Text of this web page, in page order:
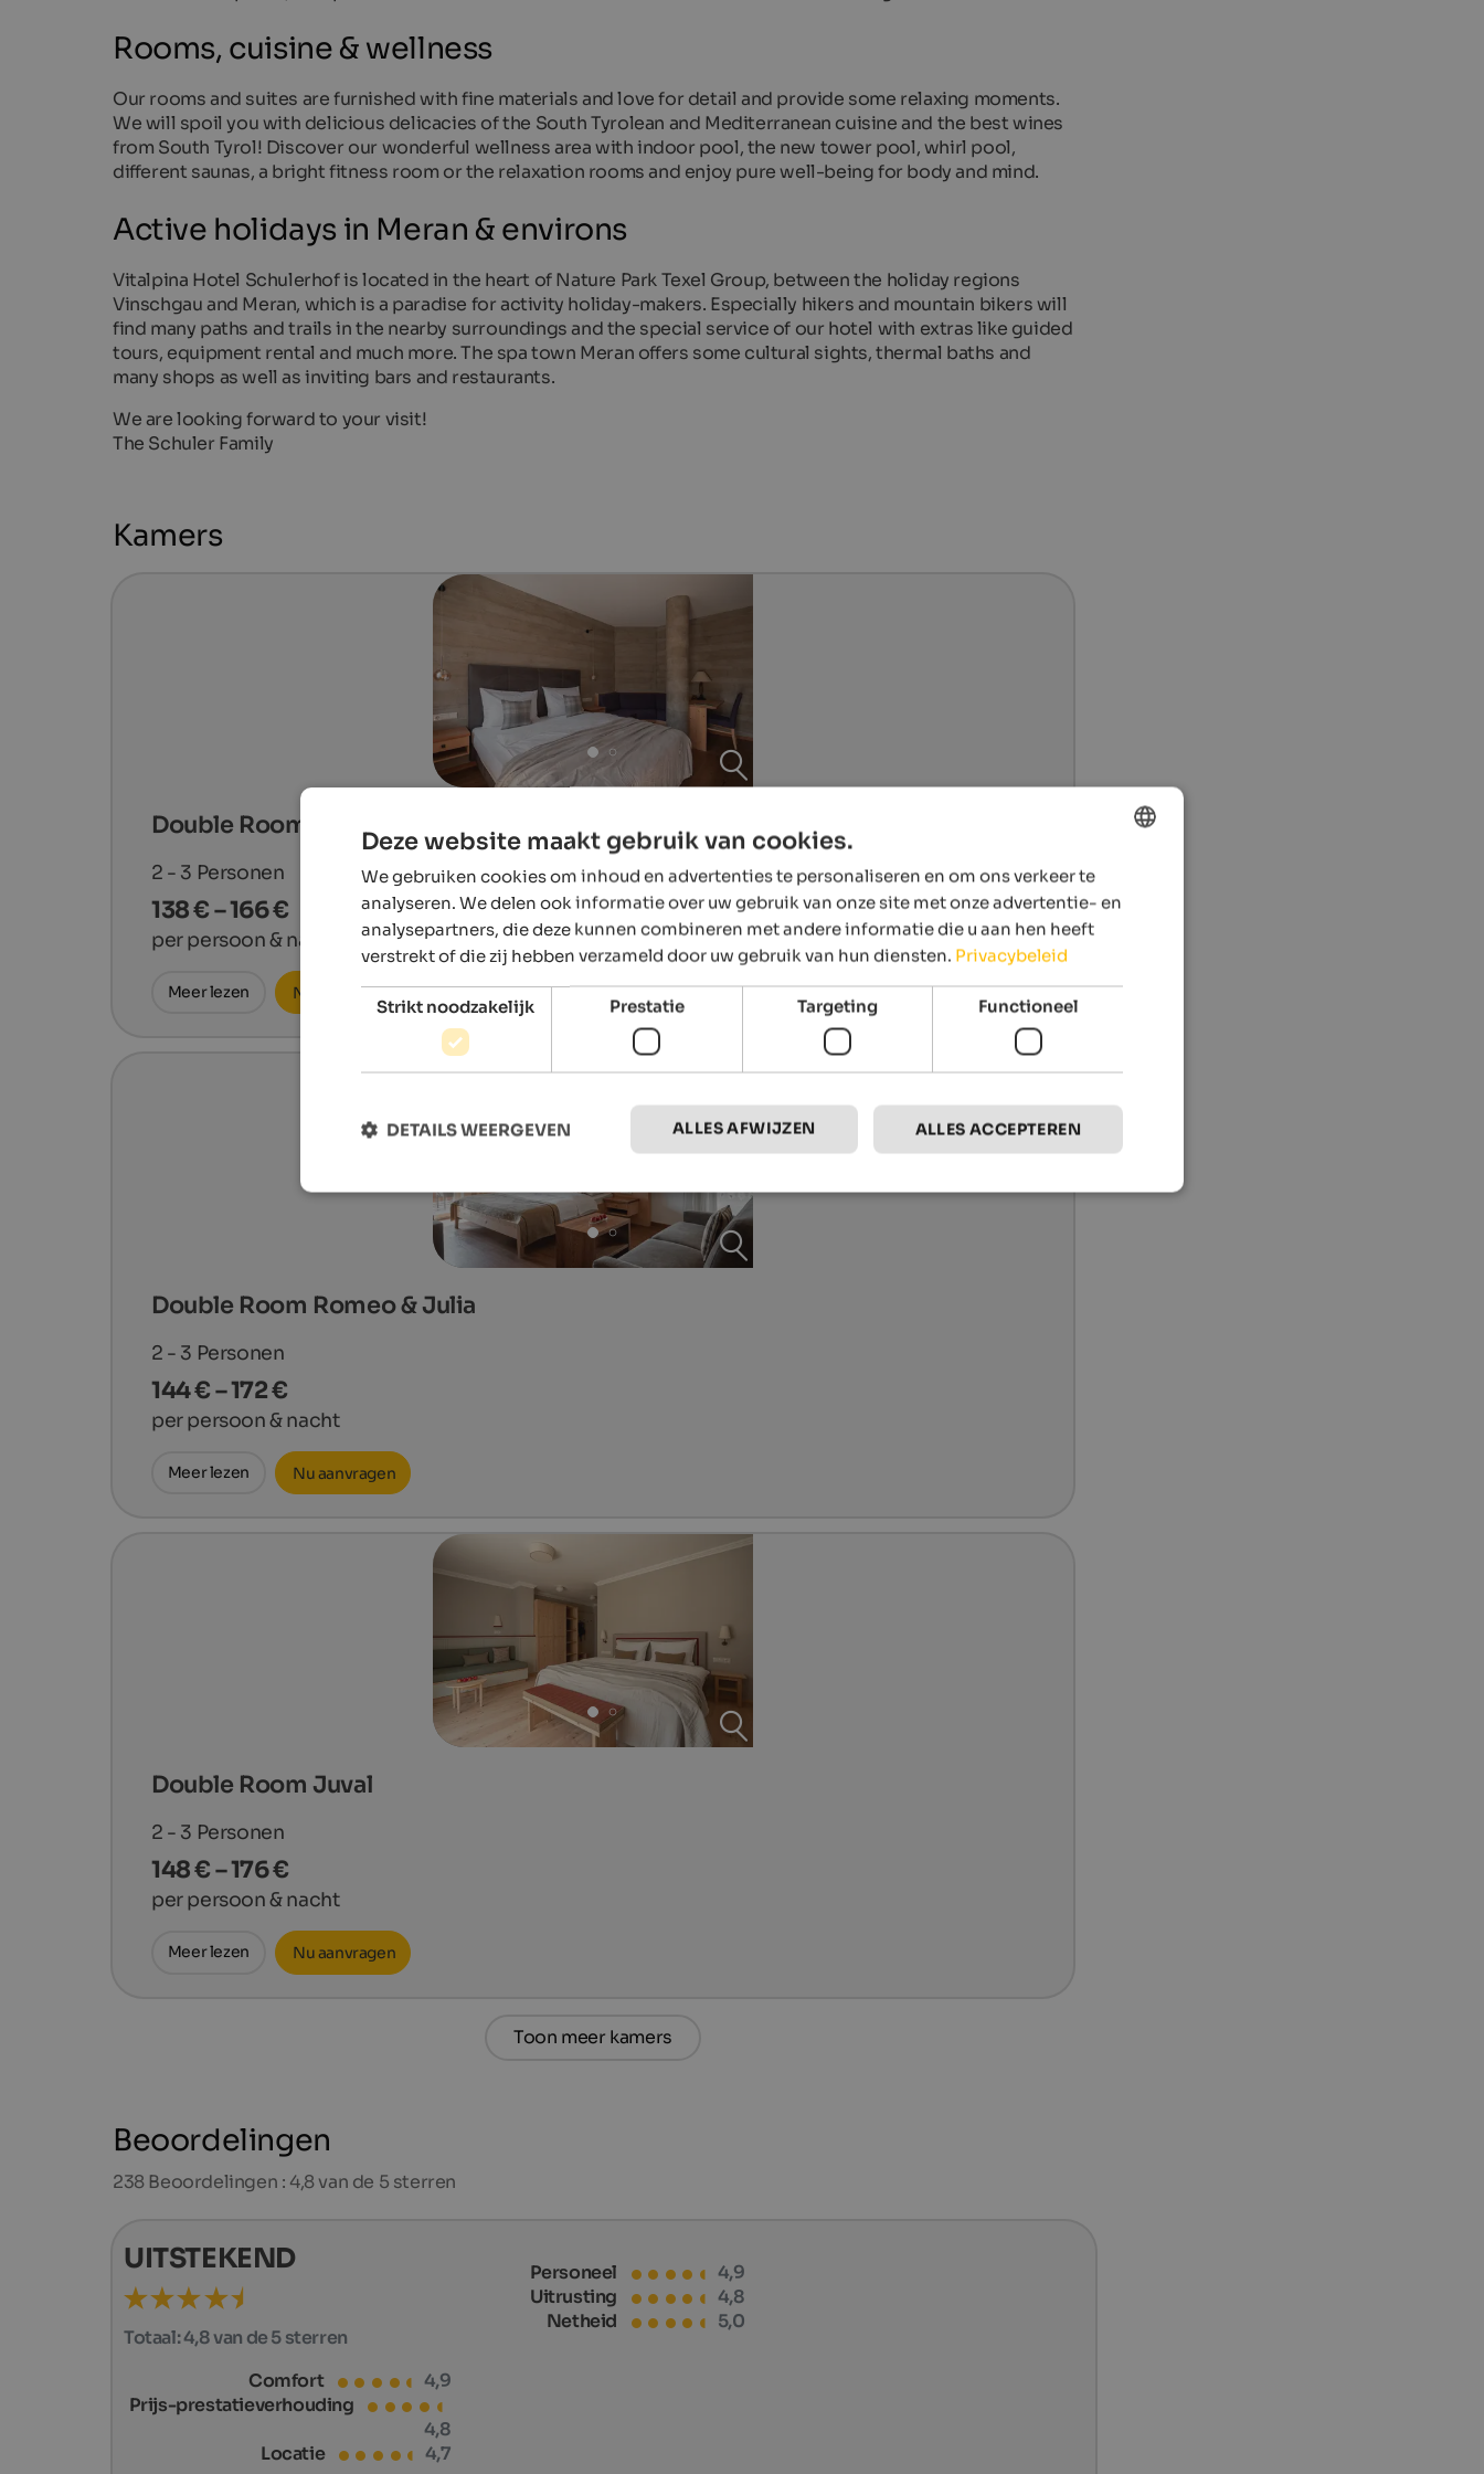
Rooms, cuisine & wellness
Our rooms and suites are furnished with fine materials and love for detail and provide some relaxing moments.
We will spoil you with delicious delicacies of the South Tyrolean and Mediterranean cuisine and the best wines
from South Tyrol! Discover our wonderful wellness area with indoor pool, the new tower pool, whirl pool,
different saunas, a bright fitness room or the relaxation rooms and enjoy pure well-being for body and mind.
Active holidays in Meran & environs
Vitalpina Hotel Schulerhof is located in the heart of Nature Park Texel Group, between the holiday regions
Vinschgau and Meran, which is a paradise for activity holiday-makers. Especially hikers and mountain bikers will
find many paths and trails in the nearby surroundings and the special service of our hotel with extras like guided
tours, equipment rental and much more. The spa town Meran offers some cultural sights, thermal baths and
many shops as well as inviting bars and restaurants.
We are looking forward to your visit!
The Schuler Family
Kamers
Double Room Alpin
2 - 3 Personen
138 € – 166 €
per persoon & nacht
Meer lezen Nu aanvragen
Double Room Romeo & Julia
2 - 3 Personen
144 € – 172 €
per persoon & nacht
Meer lezen Nu aanvragen
Double Room Juval
2 - 3 Personen
148 € – 176 €
per persoon & nacht
Meer lezen Nu aanvragen
Toon meer kamers
Beoordelingen
238Beoordelingen : 4,8 van de 5 sterren
UITSTEKEND
Totaal:4,8 van de 5 sterren
Personeel
4,9
Uitrusting
4,8
Netheid
5,0
Comfort
4,9
Prijs-prestatieverhouding
4,8
Locatie
4,7
ENGLISH
DUTCH
Deze website maakt gebruik van cookies.
We gebruiken cookies om inhoud en advertenties te personaliseren en om ons verkeer te
analyseren. We delen ook informatie over uw gebruik van onze site met onze advertentie- en
analysepartners, die deze kunnen combineren met andere informatie die u aan hen heeft
verstrekt of die zij hebben verzameld door uw gebruik van hun diensten. Privacybeleid
Strikt noodzakelijk Prestatie Targeting Functioneel
ALLES ACCEPTEREN
ALLES AFWIJZEN
DETAILS WEERGEVEN